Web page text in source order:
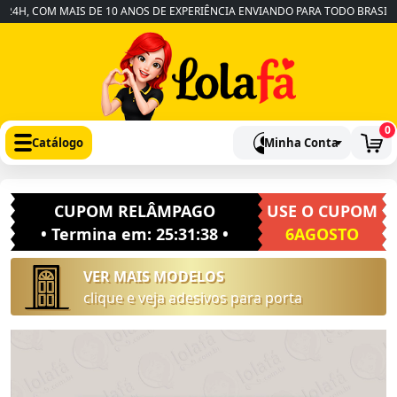
COM MAIS DE 10 ANOS DE EXPERIÊNCIA ENVIANDO PARA TODO BRASIL
Catálogo Minha Conta
0
CUPOM RELÂMPAGO
• Termina em: 25:31:37•
USE O CUPOM
6AGOSTO
VER MAIS MODELOS
clique e veja adesivos para porta